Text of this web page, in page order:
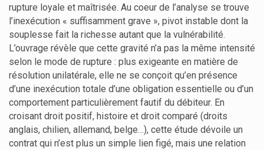
rupture loyale et maîtrisée. Au coeur de l’analyse se trouve
l’inexécution « suffisamment grave », pivot instable dont la
souplesse fait la richesse autant que la vulnérabilité.
L’ouvrage révèle que cette gravité n’a pas la même intensité
selon le mode de rupture : plus exigeante en matière de
résolution unilatérale, elle ne se conçoit qu’en présence
d’une inexécution totale d’une obligation essentielle ou d’un
comportement particulièrement fautif du débiteur. En
croisant droit positif, histoire et droit comparé (droits
anglais, chilien, allemand, belge…), cette étude dévoile un
contrat qui n’est plus un simple lien figé, mais une relation